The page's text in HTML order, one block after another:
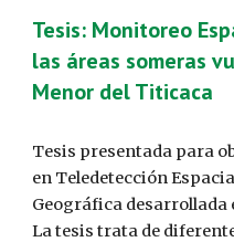
Tesis: Monitoreo
las áreas someras
Menor del Titicaca
Tesis presentada para
en Teledetección
Geográfica desarrollada
La tesis trata de